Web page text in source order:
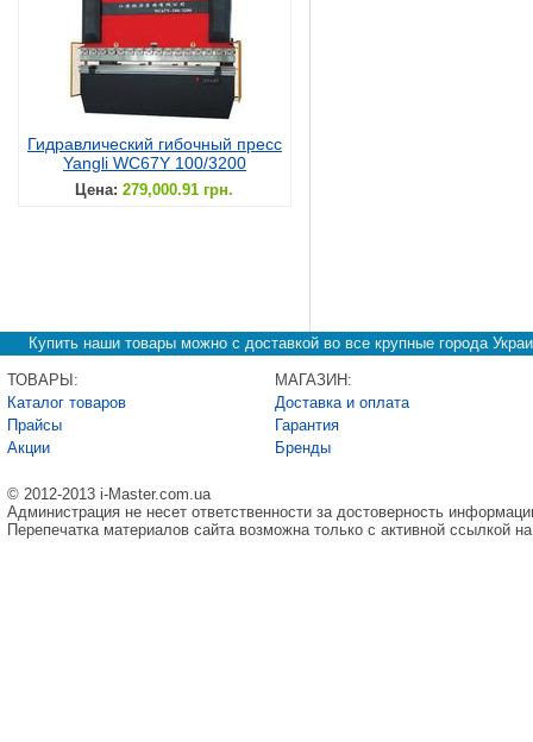
Гидравлический гибочный пресс
Yangli WC67Y 100/3200
Цена: 279,000.91 грн.
Купить наши товары можно с доставкой во все крупные города
ТОВАРЫ:
Каталог товаров
Прайсы
Акции
МАГАЗИН:
Доставка и оплата
Гарантия
Бренды
© 2012-2013 i-Master.com.ua
Администрация не несет ответственности за достоверность
Перепечатка материалов сайта возможна только с активной ссылкой